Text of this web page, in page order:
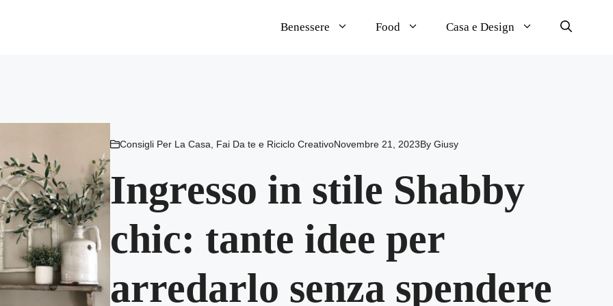
Benessere Food Casa e Design
Consigli Per La Casa Fai Da te e Riciclo CreativoNovembre 21, 2023By Giusy
Ingresso in stile Shabby
chic: tante idee per
arredarlo senza spendere